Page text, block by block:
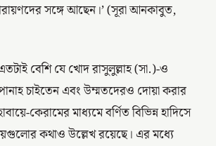
সঙ্গে আছেন।’ (সূরা আনকাবুত,
বেশি যে খোদ রাসুলুল্লাহ (সা.)-ও
চাইতেন এবং উম্মতদেরও দোয়া করার
কেরামের মাধ্যমে বর্ণিত বিভিন্ন হাদিসে
কথাও উল্লেখ রয়েছে। এর মধ্যে